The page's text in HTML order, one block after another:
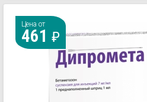
Цена от
461